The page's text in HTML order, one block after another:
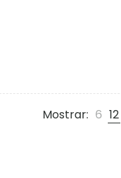
Mostrar: 6 12